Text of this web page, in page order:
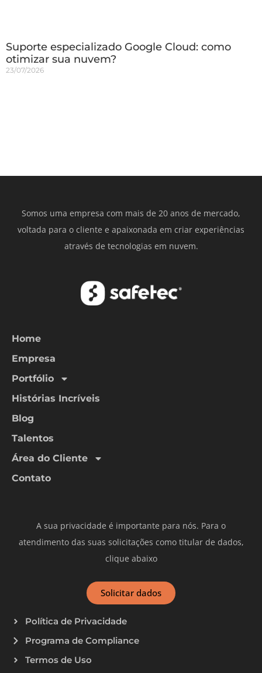
Suporte especializado Google Cloud: como
otimizar sua nuvem?
23/07/2026
Somos uma empresa com mais de 20 anos de mercado,
voltada para o cliente e apaixonada em criar experiências
através de tecnologias em nuvem.
Home
Empresa
Portfólio
Histórias Incríveis
Blog
Talentos
Área do Cliente
Contato
A sua privacidade é importante para nós. Para o
atendimento das suas solicitações como titular de dados,
clique abaixo
Solicitar dados
Política de Privacidade
Programa de Compliance
Termos de Uso